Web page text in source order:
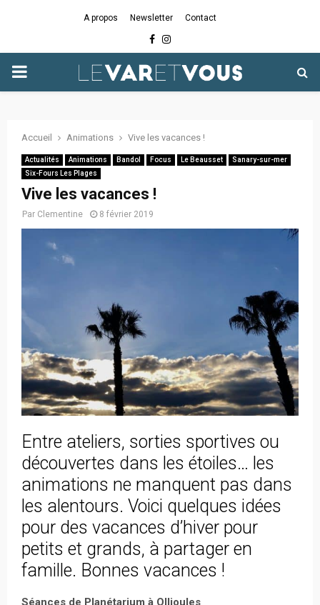
A propos Newsletter Contact
Facebook
Instagram
PRIMARY
Accueil Animations Vive les vacances !
Actualités Animations Bandol Focus Le Beausset
Sanary-sur-mer
Six-Fours Les Plages
Vive les vacances !
Par Clementine 8 février 2019
Entre ateliers, sorties sportives ou
découvertes dans les étoiles… les
animations ne manquent pas dans
les alentours. Voici quelques idées
pour des vacances d’hiver pour
petits et grands, à partager en
famille. Bonnes vacances !